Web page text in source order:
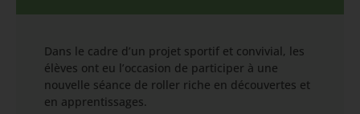
Dans le cadre d’un projet sportif et convivial, les
élèves ont eu l’occasion de participer à une
nouvelle séance de roller riche en découvertes et
en apprentissages.